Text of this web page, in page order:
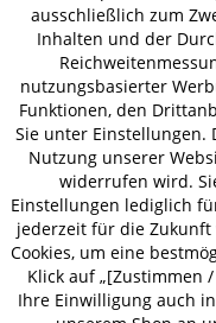
VERSAND
AGB
©
* Alle Preise inkl.
ausschließlich zum
Inhalten und der
nutzungsbasierter
Funktionen, den
Sie unter
Nutzung unserer
widerrufen wird.
Einstellungen lediglich
jederzeit für die
Cookies, um eine
Klick auf „[Zustimmen
Ihre Einwilligung auch